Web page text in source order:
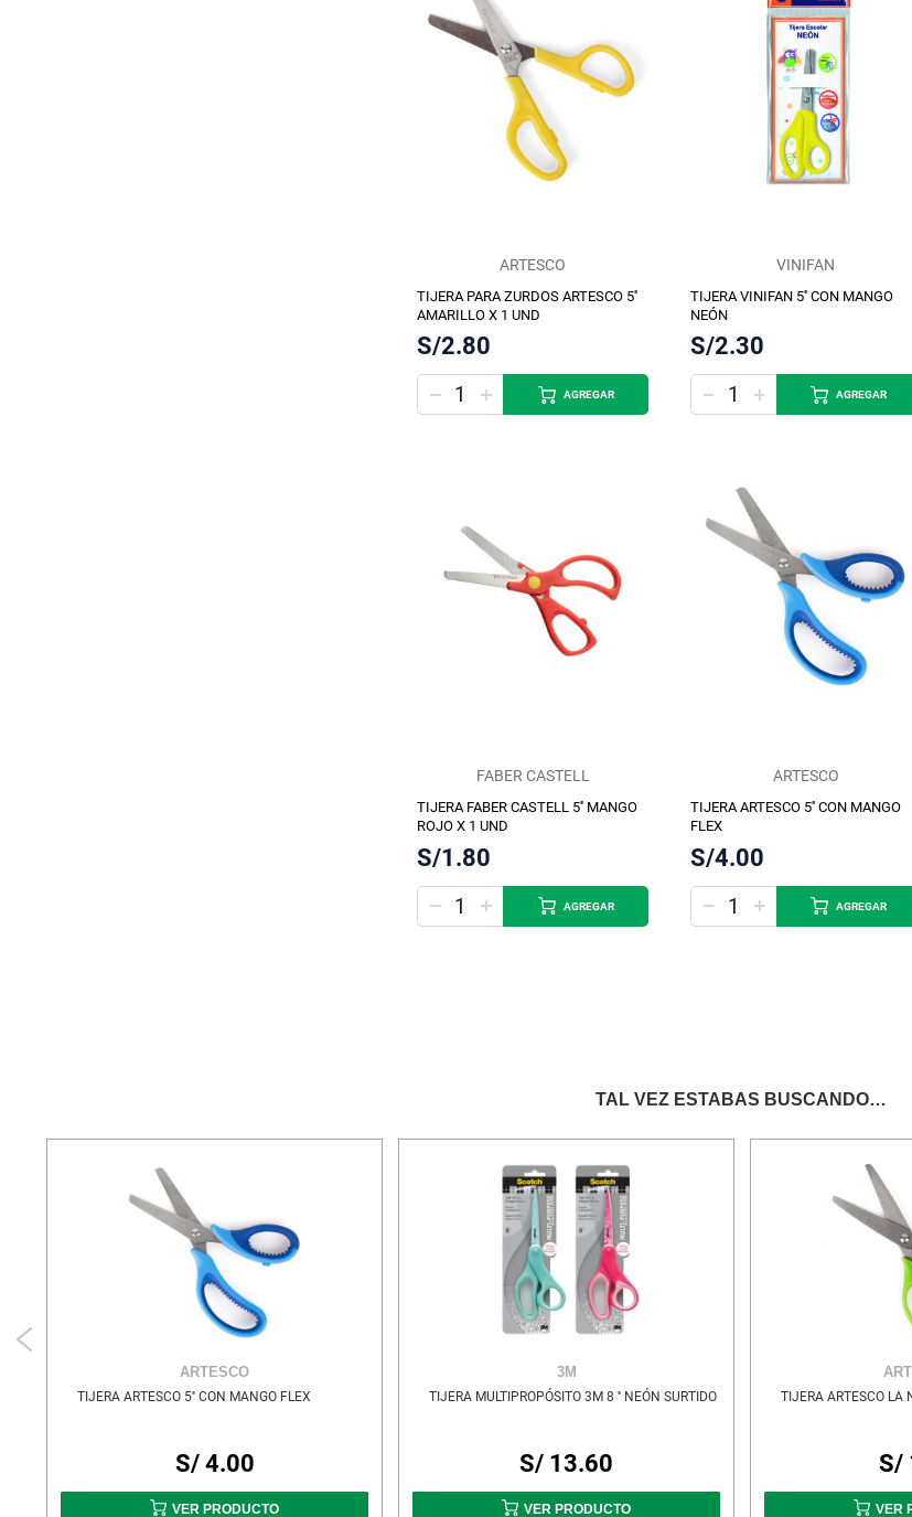
ARTESCO
TIJERA PARA ZURDOS ARTESCO 5''
AMARILLO X 1 UND
S/2.80
AGREGAR
VINIFAN
TIJERA VINIFAN 5'' CON MANGO
NEÓN
S/2.30
AGREGAR
FABER CASTELL
TIJERA FABER CASTELL 5'' MANGO
ROJO X 1 UND
S/1.80
AGREGAR
ARTESCO
TIJERA ARTESCO 5'' CON MANGO
FLEX
S/4.00
AGREGAR
TAL VEZ ESTABAS BUSCANDO…
ARTESCO
TIJERA ARTESCO 5'' CON MANGO FLEX
S/ 4.00
VER PRODUCTO
3M
TIJERA MULTIPROPÓSITO 3M 8 '' NEÓN SURTIDO
S/ 13.60
VER PRODUCTO
TIJERA ARTESCO LA
S/
VER